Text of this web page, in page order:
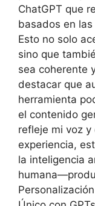
ChatGPT que
basados en
Esto no solo
sino que
sea coherente
destacar que
herramienta
el contenido
refleje mi voz y
experiencia,
la inteligencia